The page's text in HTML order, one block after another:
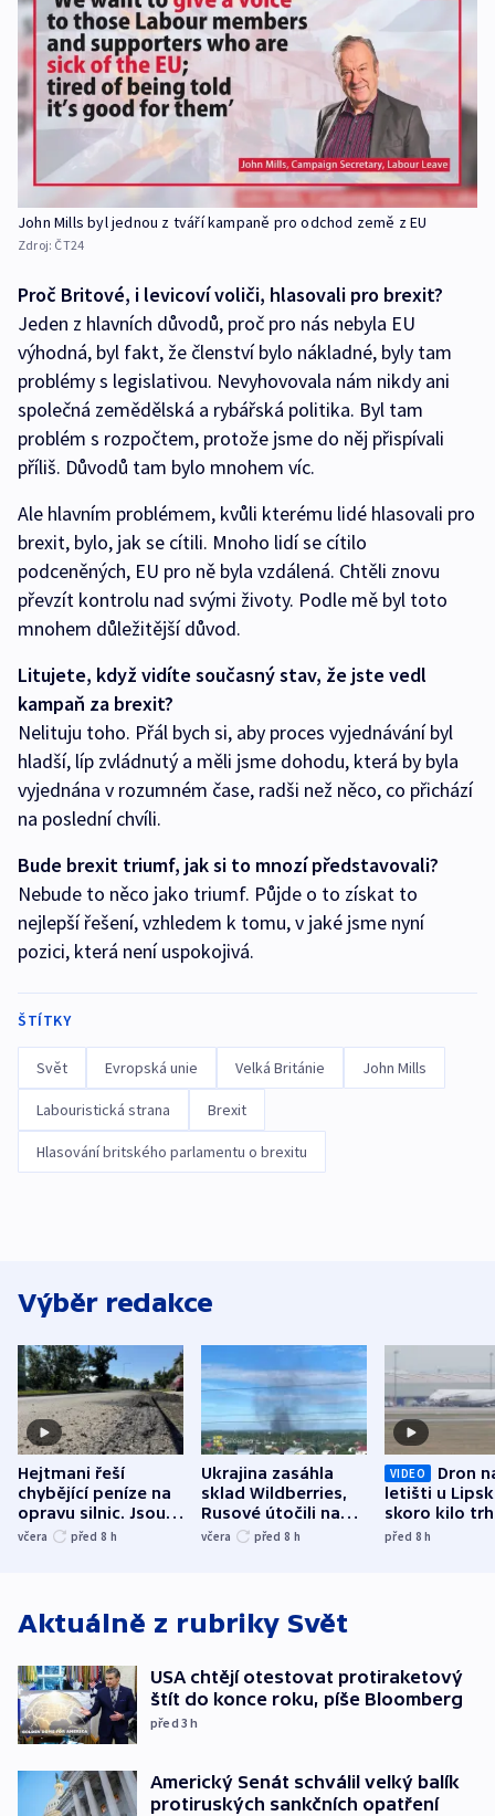
John Mills byl jednou z tváří kampaně pro odchod země z EU
Zdroj: ČT24
Proč Britové, i levicoví voliči, hlasovali pro brexit?
Jeden z hlavních důvodů, proč pro nás nebyla EU
výhodná, byl fakt, že členství bylo nákladné, byly tam
problémy s legislativou. Nevyhovovala nám nikdy ani
společná zemědělská a rybářská politika. Byl tam
problém s rozpočtem, protože jsme do něj přispívali
příliš. Důvodů tam bylo mnohem víc.
Ale hlavním problémem, kvůli kterému lidé hlasovali pro
brexit, bylo, jak se cítili. Mnoho lidí se cítilo
podceněných, EU pro ně byla vzdálená. Chtěli znovu
převzít kontrolu nad svými životy. Podle mě byl toto
mnohem důležitější důvod.
Litujete, když vidíte současný stav, že jste vedl
kampaň za brexit?
Nelituju toho. Přál bych si, aby proces vyjednávání byl
hladší, líp zvládnutý a měli jsme dohodu, která by byla
vyjednána v rozumném čase, radši než něco, co přichází
na poslední chvíli.
Bude brexit triumf, jak si to mnozí představovali?
Nebude to něco jako triumf. Půjde o to získat to
nejlepší řešení, vzhledem k tomu, v jaké jsme nyní
pozici, která není uspokojivá.
ŠTÍTKY
Svět Evropská unie Velká Británie John Mills
Labouristická strana Brexit
Hlasování britského parlamentu o brexitu
Výběr redakce
Hejtmani řeší
chybějící peníze na
opravu silnic. Jsou
nenárokové, namítá
včera před 8 h
Ukrajina zasáhla
sklad Wildberries,
Rusové útočili na
trh, hasiče či
včera před 8 h
VIDEO
Dron
letišti u
skoro kilo
indicie
před 8h
Aktuálně z rubriky Svět
USA chtějí otestovat protiraketový
štít do konce roku, píše Bloomberg
před 3h
Americký Senát schválil velký balík
protiruských sankčních opatření